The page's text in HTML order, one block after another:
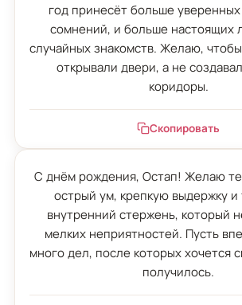
год принесёт больше
сомнений, и больше настоящих
случайных знакомств. Желаю,
открывали двери, а не
коридоры.
Скопировать
С днём рождения, Остап! Желаю
острый ум, крепкую выдержку и
внутренний стержень, который
мелких неприятностей. Пусть
много дел, после которых хочется
получилось.